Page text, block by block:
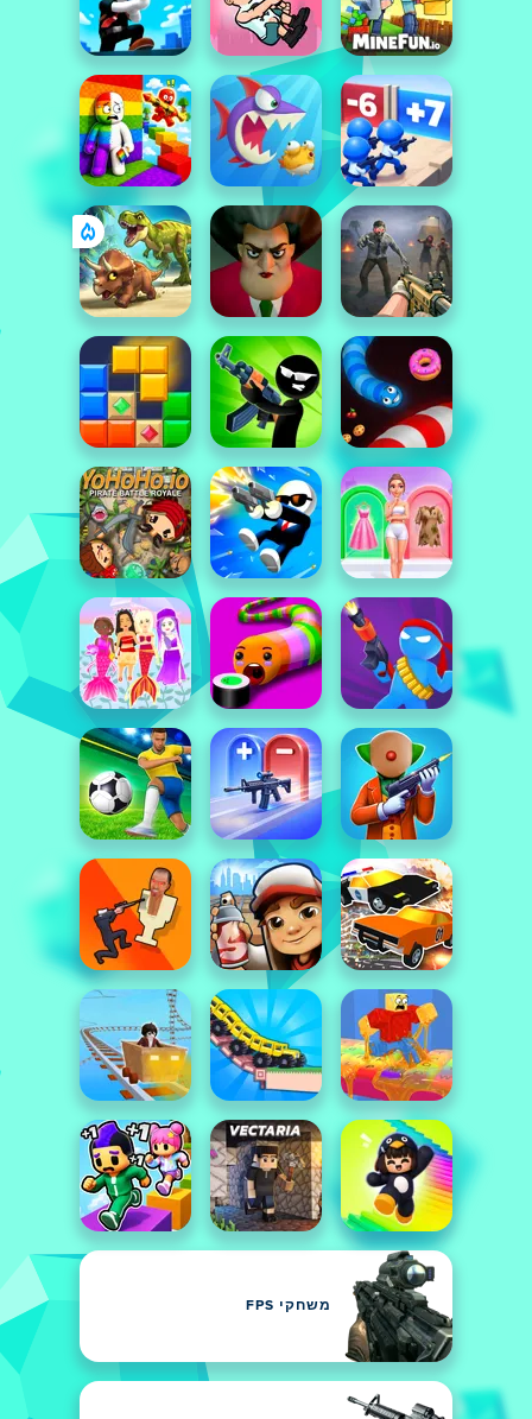
משחקי FPS